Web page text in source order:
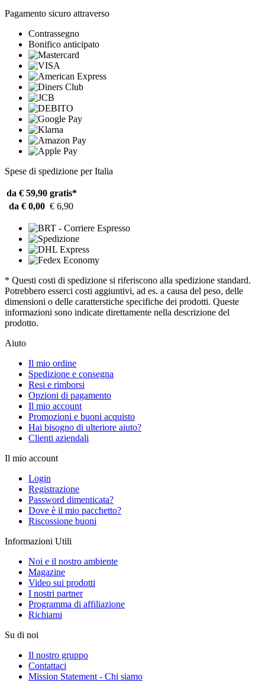
Pagamento sicuro attraverso
Contrassegno
Bonifico anticipato
Spese di spedizione per Italia
da € 59,90 gratis*
da € 0,00 € 6,90
* Questi costi di spedizione si riferiscono alla spedizione standard.
Potrebbero esserci costi aggiuntivi, ad es. a causa del peso, delle
dimensioni o delle caratterstiche specifiche dei prodotti. Queste
informazioni sono indicate direttamente nella descrizione del
prodotto.
Aiuto
Il mio ordine
Spedizione e consegna
Resi e rimborsi
Opzioni di pagamento
Il mio account
Promozioni e buoni acquisto
Hai bisogno di ulteriore aiuto?
Clienti aziendali
Il mio account
Login
Registrazione
Password dimenticata?
Dove è il mio pacchetto?
Riscossione buoni
Informazioni Utili
Noi e il nostro ambiente
Magazine
Video sui prodotti
I nostri partner
Programma di affiliazione
Richiami
Su di noi
Il nostro gruppo
Contattaci
Mission Statement - Chi siamo